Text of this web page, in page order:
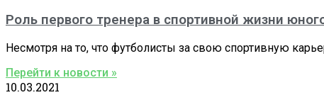
Роль первого тренера в спортивной жизни
Несмотря на то, что футболисты за свою спортивную
Перейти к новости »
10.03.2021